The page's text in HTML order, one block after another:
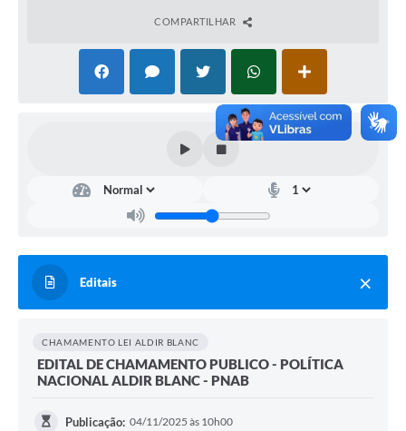
COMPARTILHAR
Editais
CHAMAMENTO LEI ALDIR BLANC
EDITAL DE CHAMAMENTO PUBLICO - POLÍTICA
NACIONAL ALDIR BLANC - PNAB
Publicação: 04/11/2025 às 10h00